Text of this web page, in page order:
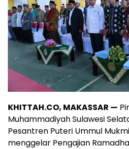
KHITTAH.CO, ​MAKASSAR —
Muhammadiyah Sulawesi
Pesantren Puteri Ummul
menggelar Pengajian